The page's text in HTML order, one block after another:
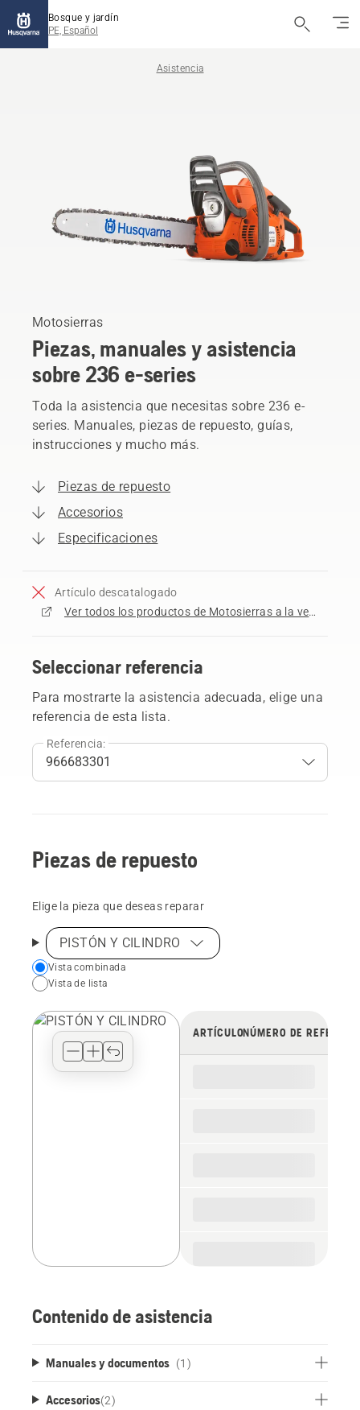
Bosque y jardín
PE, Español
Asistencia
Motosierras
Piezas, manuales y asistencia
sobre 236 e-series
Toda la asistencia que necesitas sobre 236 e-
series. Manuales, piezas de repuesto, guías,
instrucciones y mucho más.
Piezas de repuesto
Accesorios
Especificaciones
Artículo descatalogado
Ver todos los productos de Motosierras a la venta
Seleccionar referencia
Para mostrarte la asistencia adecuada, elige una
referencia de esta lista.
Referencia:
Piezas de repuesto
Elige la pieza que deseas reparar
PISTÓN Y CILINDRO
Choose
your
view
Vista combinada
Vista de lista
ARTÍCULONÚMERO DE
Contenido de asistencia
Manuales y documentos (1)
Accesorios(2)